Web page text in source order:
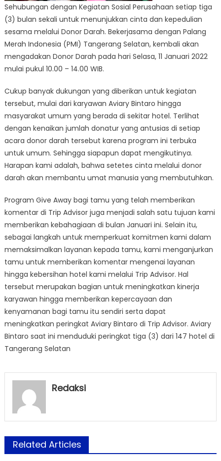
Sehubungan dengan Kegiatan Sosial Perusahaan setiap tiga
(3) bulan sekali untuk menunjukkan cinta dan kepedulian
sesama melalui Donor Darah. Bekerjasama dengan Palang
Merah Indonesia (PMI) Tangerang Selatan, kembali akan
mengadakan Donor Darah pada hari Selasa, 11 Januari 2022
mulai pukul 10.00 – 14.00 WIB.
Cukup banyak dukungan yang diberikan untuk kegiatan
tersebut, mulai dari karyawan Aviary Bintaro hingga
masyarakat umum yang berada di sekitar hotel. Terlihat
dengan kenaikan jumlah donatur yang antusias di setiap
acara donor darah tersebut karena program ini terbuka
untuk umum. Sehingga siapapun dapat mengikutinya.
Harapan kami adalah, bahwa setetes cinta melalui donor
darah akan membantu umat manusia yang membutuhkan.
Program Give Away bagi tamu yang telah memberikan
komentar di Trip Advisor juga menjadi salah satu tujuan kami
memberikan kebahagiaan di bulan Januari ini. Selain itu,
sebagai langkah untuk memperkuat komitmen kami dalam
memaksimalkan layanan kepada tamu, kami menganjurkan
tamu untuk memberikan komentar mengenai layanan
hingga kebersihan hotel kami melalui Trip Advisor. Hal
tersebut merupakan bagian untuk meningkatkan kinerja
karyawan hingga memberikan kepercayaan dan
kenyamanan bagi tamu itu sendiri serta dapat
meningkatkan peringkat Aviary Bintaro di Trip Advisor. Aviary
Bintaro saat ini menduduki peringkat tiga (3) dari 147 hotel di
Tangerang Selatan
Redaksi
Related Articles